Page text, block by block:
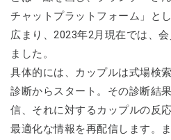
チャットプラットフォーム」と
広まり、2023年2月現在では、
ました。
具体的には、カップルは式場検
診断からスタート。その診断結
信、それに対するカップルの反
最適化な情報を再配信します。